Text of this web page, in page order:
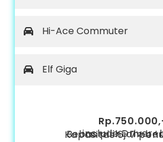
Hi-Ace Commuter
Elf Giga
include
Bebas pilih jam
Kapasitas 6-7